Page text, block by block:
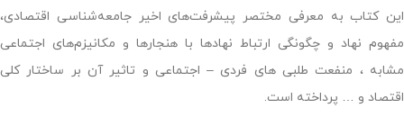
این کتاب به معرفی مختصر پیشرفت‌های اخیر جامعه‌شناسی اقتصادی،
مفهوم نهاد و چگونگی ارتباط نهادها با هنجارها و مکانیزم‌های اجتماعی
مشابه ، منفعت طلبی های فردی – اجتماعی و تاثیر آن بر ساختار کلی
اقتصاد و … پرداخته است.